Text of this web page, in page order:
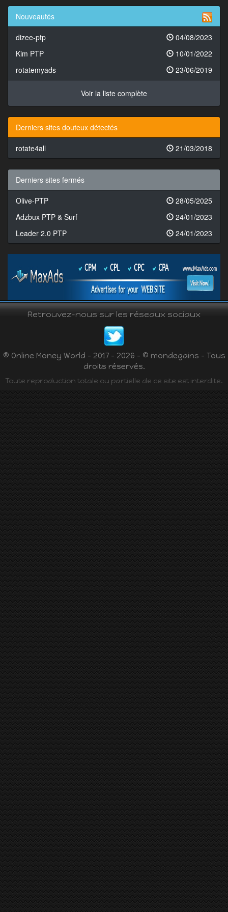
Nouveautés
dizee-ptp
04/08/2023
Kim PTP
10/01/2022
rotatemyads
23/06/2019
Voir la liste complète
Derniers sites douteux détectés
rotate4all 21/03/2018
Derniers sites fermés
Olive-PTP
28/05/2025
Adzbux PTP & Surf
24/01/2023
Leader 2.0 PTP
24/01/2023
Retrouvez-nous sur les réseaux sociaux
® Online Money World - 2017 - 2026 - © mondegains - Tous
droits réservés.
Toute reproduction totale ou partielle de ce site est interdite.